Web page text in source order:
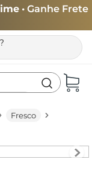
• Ganhe Frete
Fresco